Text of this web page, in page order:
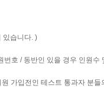
있습니다. )
호 / 동반인 있을 경우 인원수
가입전인 테스트 통과자 분들